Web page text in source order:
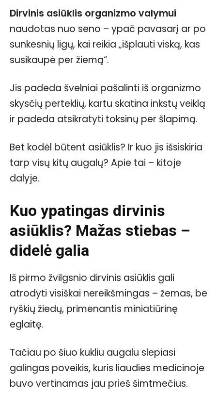
Dirvinis asiūklis organizmo valymui
naudotas nuo seno – ypač pavasarį ar po
sunkesnių ligų, kai reikia „išplauti viską, kas
susikaupė per žiemą“.
Jis padeda švelniai pašalinti iš organizmo
skysčių perteklių, kartu skatina inkstų veiklą
ir padeda atsikratyti toksinų per šlapimą.
Bet kodėl būtent asiūklis? Ir kuo jis išsiskiria
tarp visų kitų augalų? Apie tai – kitoje
dalyje.
Kuo ypatingas dirvinis
asiūklis? Mažas stiebas –
didelė galia
Iš pirmo žvilgsnio dirvinis asiūklis gali
atrodyti visiškai nereikšmingas – žemas, be
ryškių žiedų, primenantis miniatiūrinę
eglaitę.
Tačiau po šiuo kukliu augalu slepiasi
galingas poveikis, kuris liaudies medicinoje
buvo vertinamas jau prieš šimtmečius.